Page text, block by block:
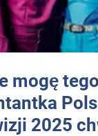
mogę
2025